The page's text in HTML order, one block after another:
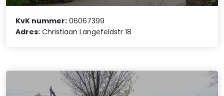
KvK nummer: 06067399
Adres: Christiaan Langefeldstr 18